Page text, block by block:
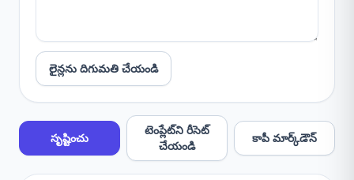
లైన్లను దిగుమతి చేయండి
సృష్టించు
టెంప్లేట్‌ని రీసెట్
చేయండి
కాపీ మార్క్‌డౌన్